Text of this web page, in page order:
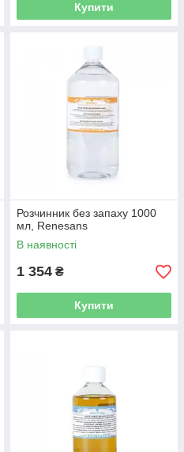
Купити
Розчинник без запаху 1000
мл, Renesans
В наявності
1 354 ₴
Купити